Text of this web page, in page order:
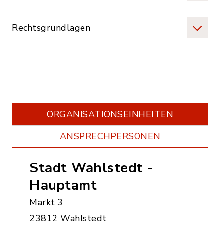
Rechtsgrundlagen
ORGANISATIONS­EINHEITEN
ANSPRECHPERSONEN
Stadt Wahlstedt -
Hauptamt
Markt 3
23812 Wahlstedt